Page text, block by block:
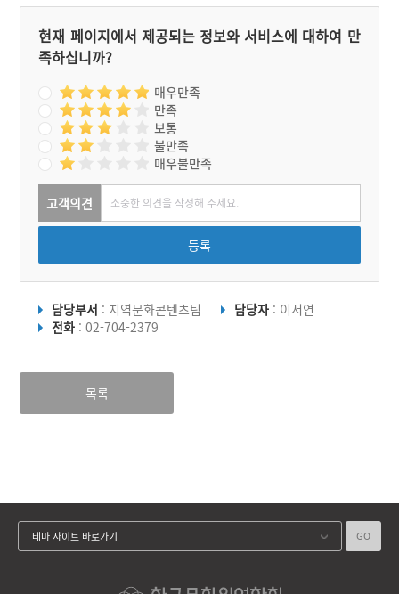
생산된 것은 일제강점기 일
본인들이 들어와 일본식 전
통소금인 자염을 만들었기
현재 페이지에서 제공되는 정보와 서비스에 대하여 만
족하십니까?
매우만족
만족
보통
불만족
매우불만족
고객의견
등록
담당부서 : 지역문화콘텐츠팀 담당자 : 이서연
전화 : 02-704-2379
목록
테마 사이트 바로가기 GO